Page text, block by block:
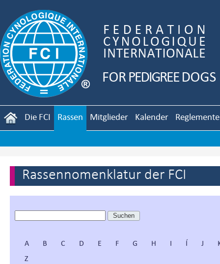
Die FCI Rassen Mitglieder Kalender Reglemente
Rassennomenklatur der FCI
A B C D E F G H I Í J
Z